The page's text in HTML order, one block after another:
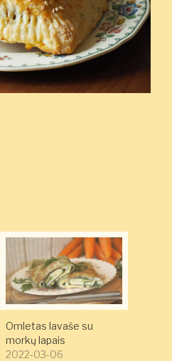
Omletas lavaše su
morkų lapais
2022-03-06